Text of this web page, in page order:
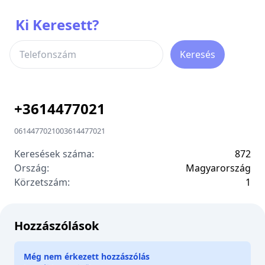
Ki Keresett?
Keresés
+3614477021
0614477021003614477021
Keresések száma:
872
Ország:
Magyarország
Körzetszám:
1
Hozzászólások
Még nem érkezett hozzászólás